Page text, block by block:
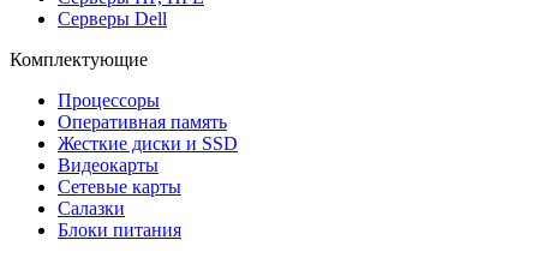
Серверы Dell
Комплектующие
Процессоры
Оперативная память
Жесткие диски и SSD
Видеокарты
Сетевые карты
Салазки
Блоки питания